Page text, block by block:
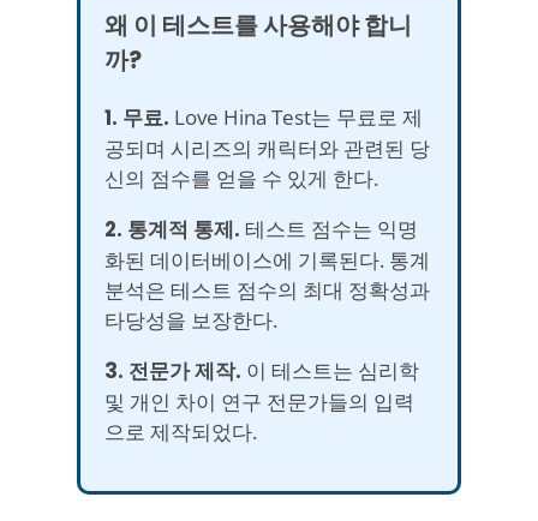
왜 이 테스트를 사용해야 합니
까?
1. 무료. Love Hina Test는 무료로 제
공되며 시리즈의 캐릭터와 관련된 당
신의 점수를 얻을 수 있게 한다.
2. 통계적 통제. 테스트 점수는 익명
화된 데이터베이스에 기록된다. 통계
분석은 테스트 점수의 최대 정확성과
타당성을 보장한다.
3. 전문가 제작. 이 테스트는 심리학
및 개인 차이 연구 전문가들의 입력
으로 제작되었다.